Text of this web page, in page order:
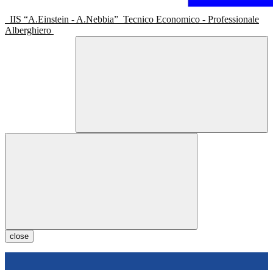
IIS “A.Einstein - A.Nebbia” Tecnico Economico - Professionale
Alberghiero
close